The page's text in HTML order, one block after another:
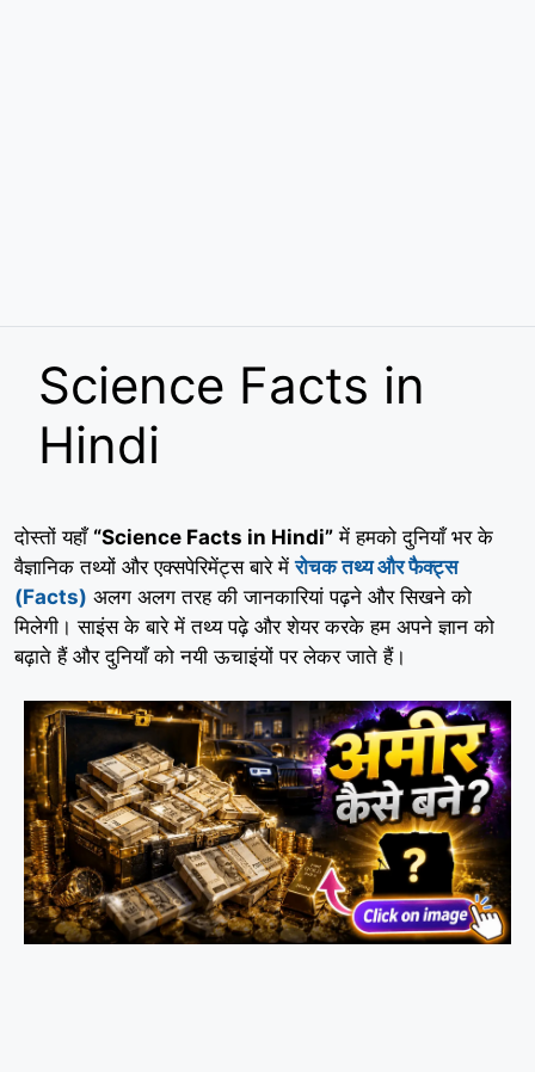
Science Facts in
Hindi
दोस्तों यहाँ “Science Facts in Hindi” में हमको दुनियाँ भर के
वैज्ञानिक तथ्यों और एक्सपेरिमेंट्स बारे मेंरोचक तथ्य और फैक्ट्स
(Facts) अलग अलग तरह की जानकारियां पढ़ने और सिखने को
मिलेगी। साइंस के बारे में तथ्य पढ़े और शेयर करके हम अपने ज्ञान को
बढ़ाते हैं और दुनियाँ को नयी ऊचाइंयों पर लेकर जाते हैं।